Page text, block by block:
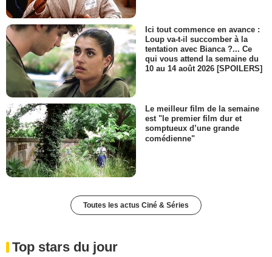
Ici tout commence en avance :
Loup va-t-il succomber à la
tentation avec Bianca ?... Ce
qui vous attend la semaine du
10 au 14 août 2026 [SPOILERS]
Le meilleur film de la semaine
est "le premier film dur et
somptueux d’une grande
comédienne"
Toutes les actus Ciné & Séries
Top stars du jour